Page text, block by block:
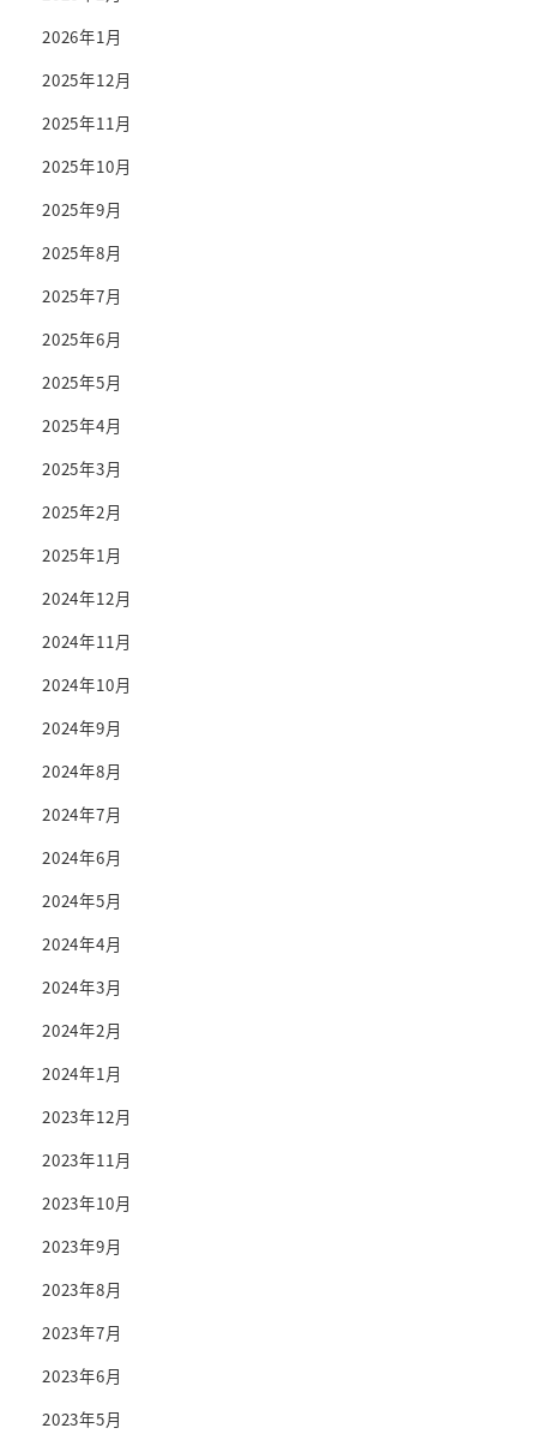
2026年1月
2025年12月
2025年11月
2025年10月
2025年9月
2025年8月
2025年7月
2025年6月
2025年5月
2025年4月
2025年3月
2025年2月
2025年1月
2024年12月
2024年11月
2024年10月
2024年9月
2024年8月
2024年7月
2024年6月
2024年5月
2024年4月
2024年3月
2024年2月
2024年1月
2023年12月
2023年11月
2023年10月
2023年9月
2023年8月
2023年7月
2023年6月
2023年5月